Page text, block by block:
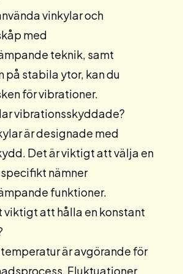
vinkylar och
med
teknik, samt
på stabila ytor, kan du
för vibrationer.
vibrationsskyddade?
är designade med
Det är viktigt att välja en
nämner
funktioner.
viktigt att hålla en konstant
är avgörande för
Fluktuationer